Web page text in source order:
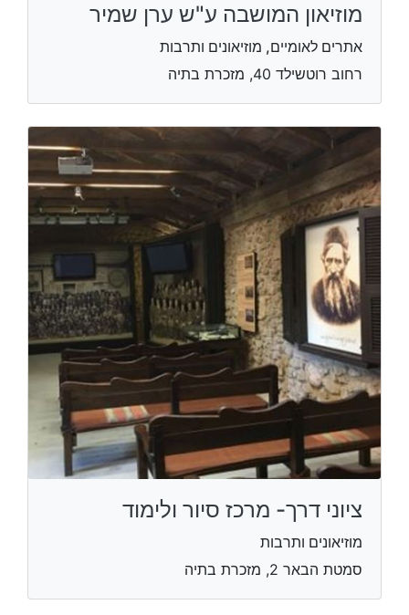
מוזיאון המושבה ע"ש ערן שמיר
אתרים לאומיים, מוזיאונים ותרבות
רחוב רוטשילד 40, מזכרת בתיה
ציוני דרך- מרכז סיור ולימוד
מוזיאונים ותרבות
סמטת הבאר 2, מזכרת בתיה